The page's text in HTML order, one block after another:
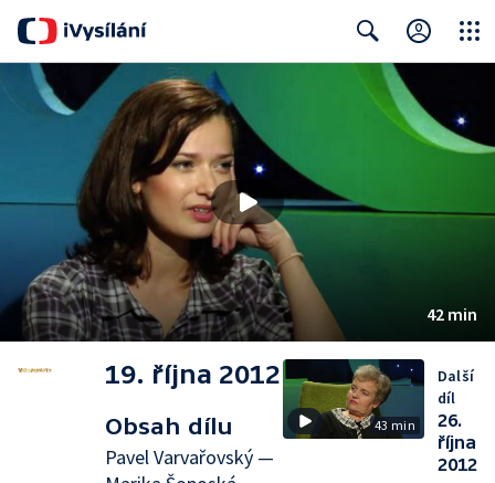
Search
42 min
19. října 2012
Obsah dílu
Pavel Varvařovský —
43 min
Další
díl
26.
října
2012